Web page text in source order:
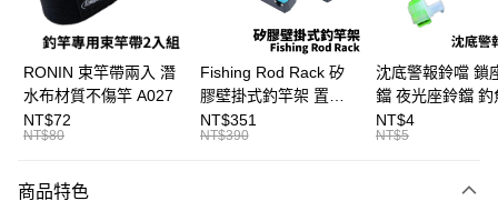
上海商業儲蓄銀行
台北富邦商業銀行
國泰世華商業銀行
兆豐國際商業銀行
臺灣中小企業銀行
台中商業銀行
匯豐（台灣）商業銀行
華泰商業銀行
聯邦商業銀行
遠東國際商業銀行
元大商業銀行
台灣樂天信用卡公司
街口支付
大哥付你分期
相關說明
2.付款方式選擇「大哥付你分期」，訂單成立後會自動跳轉到大哥付的交易
相關說明
RONIN 束竿帶兩入 潛
水布材質不傷竿 A027
NT$72
NT$80
Fishing Rod Rack 矽
膠壁掛式釣竿架 置竿
架 壁鎖式竿架 釣竿展
示架 T1086
NT$351
NT$390
沈底警報鈴噹 鎖
鐺 夜光座鈴鐺 釣
鐺 沉底鈴鐺 1入 可插
Ø4.5x37mm夜光
NT$4
NT$5
商品特色